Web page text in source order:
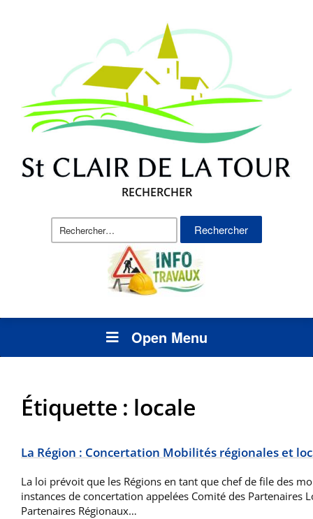
RECHERCHER
Rechercher :
Open Menu
Étiquette : locale
La Région : Concertation Mobilités régionales et
La loi prévoit que les Régions en tant que chef de file des
instances de concertation appelées Comité des Partenaires
Partenaires Régionaux…